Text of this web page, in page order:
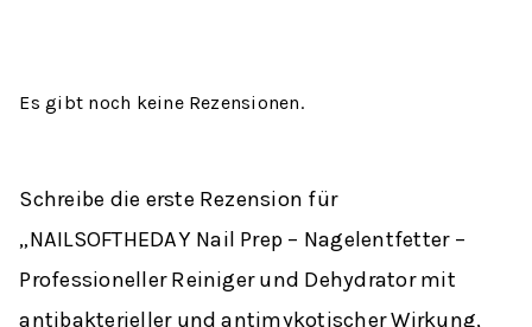
Es gibt noch keine Rezensionen.
Schreibe die erste Rezension für
„NAILSOFTHEDAY Nail Prep – Nagelentfetter –
Professioneller Reiniger und Dehydrator mit
antibakterieller und antimykotischer Wirkung,